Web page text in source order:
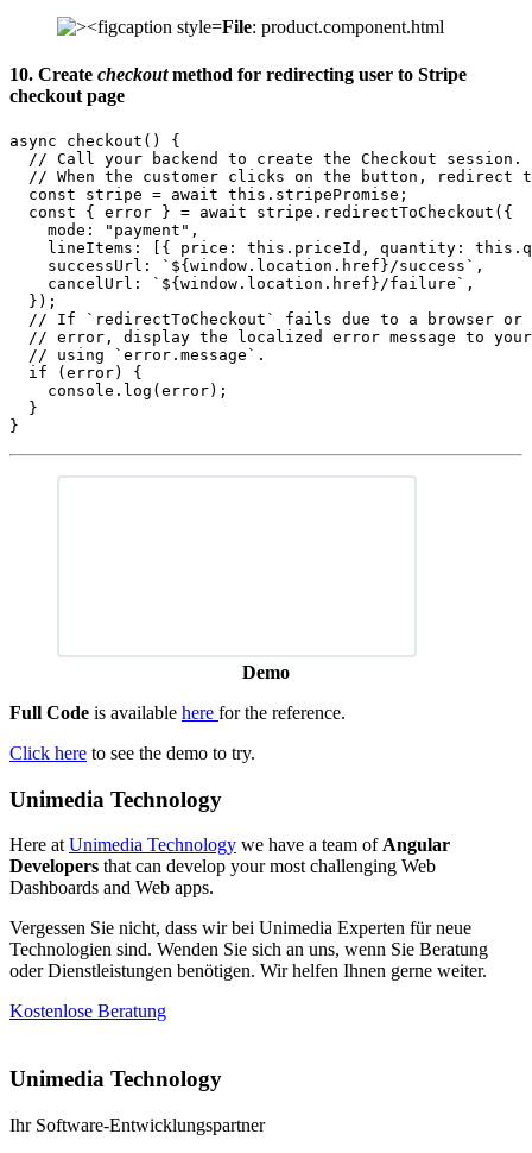
File: product.component.html
10. Create checkoutmethod for redirecting user to Stripe
checkout page
async checkout() {
  // Call your backend to create the Checkout session.
// When the customer clicks on the button, redirect
  const stripe = await this.stripePromise;
  const { error } = await stripe.redirectToCheckout({
    mode: "payment",
lineItems: [{ price: this.priceId, quantity:
    successUrl: `${window.location.href}/success`,
    cancelUrl: `${window.location.href}/failure`,
  });
// If `redirectToCheckout` fails due to a browser or
// error, display the localized error message to
  // using `error.message`.
  if (error) {
    console.log(error);
  }
Demo
Full Code is available here for the reference.
Click here to see the demo to try.
Unimedia Technology
Here at Unimedia Technology we have a team of Angular
Developers that can develop your most challenging Web
Dashboards and Web apps.
Vergessen Sie nicht, dass wir bei Unimedia Experten für neue
Technologien sind. Wenden Sie sich an uns, wenn Sie Beratung
oder Dienstleistungen benötigen. Wir helfen Ihnen gerne weiter.
Kostenlose Beratung
Unimedia Technology
Ihr Software-Entwicklungspartner